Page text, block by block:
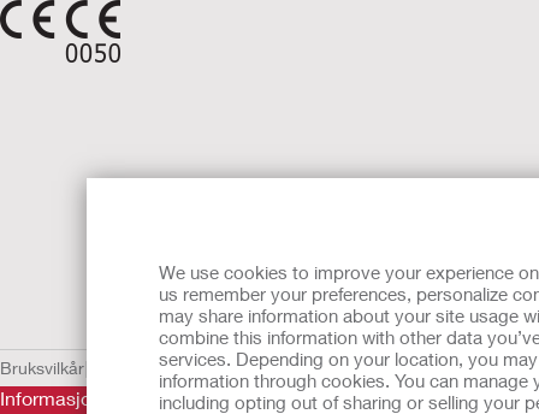
We use cookies to improve your experience
us remember your preferences, personalize
may share information about your site usage
combine this information with other data
services. Depending on your location, you
information through cookies. You can
including opting out of sharing or selling your
Bruksvilkår Retningslinjer for personvern Retningslinjer for personvern
Informasjonen her er ikke legehjelp, og er ikke ment som